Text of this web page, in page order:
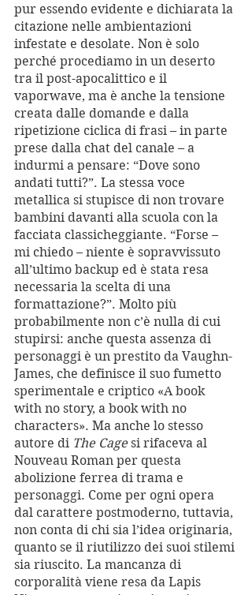
pur essendo evidente e dichiarata la
citazione nelle ambientazioni
infestate e desolate. Non è solo
perché procediamo in un deserto
tra il post-apocalittico e il
vaporwave, ma è anche la tensione
creata dalle domande e dalla
ripetizione ciclica di frasi – in parte
prese dalla chat del canale – a
indurmi a pensare: “Dove sono
andati tutti?”. La stessa voce
metallica si stupisce di non trovare
bambini davanti alla scuola con la
facciata classicheggiante. “Forse –
mi chiedo – niente è sopravvissuto
all’ultimo backup ed è stata resa
necessaria la scelta di una
formattazione?”. Molto più
probabilmente non c’è nulla di cui
stupirsi: anche questa assenza di
personaggi è un prestito da Vaughn-
James, che definisce il suo fumetto
sperimentale e criptico «A book
with no story, a book with no
characters». Ma anche lo stesso
autore di The Cage si rifaceva al
Nouveau Roman per questa
abolizione ferrea di trama e
personaggi. Come per ogni opera
dal carattere postmoderno, tuttavia,
non conta di chi sia l’idea originaria,
quanto se il riutilizzo dei suoi stilemi
sia riuscito. La mancanza di
corporalità viene resa da Lapis